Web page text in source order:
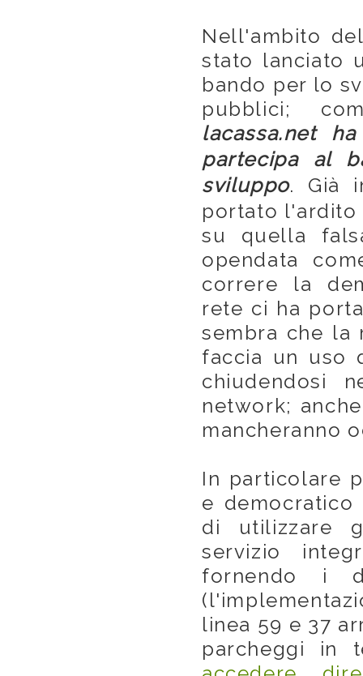
Nell'ambito
stato lanciato
bando per lo
pubblici;
lacassa.net
partecipa al
sviluppo. Già
portato
su quella
opendata
correre la
rete ci ha
sembra che la
faccia un uso
chiudendosi
network;
mancheranno
In particolare
e
di utilizzare
servizio
fornendo i
linea 59 e 37
parcheggi in